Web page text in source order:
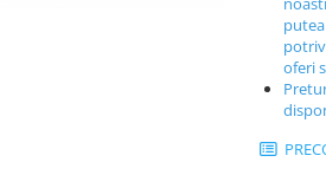
oferi